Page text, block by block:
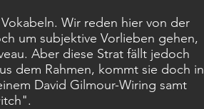
Wir reden hier von der
um subjektive Vorlieben gehen,
Aber diese Strat fällt jedoch
dem Rahmen, kommt sie doch in
David Gilmour-Wiring samt